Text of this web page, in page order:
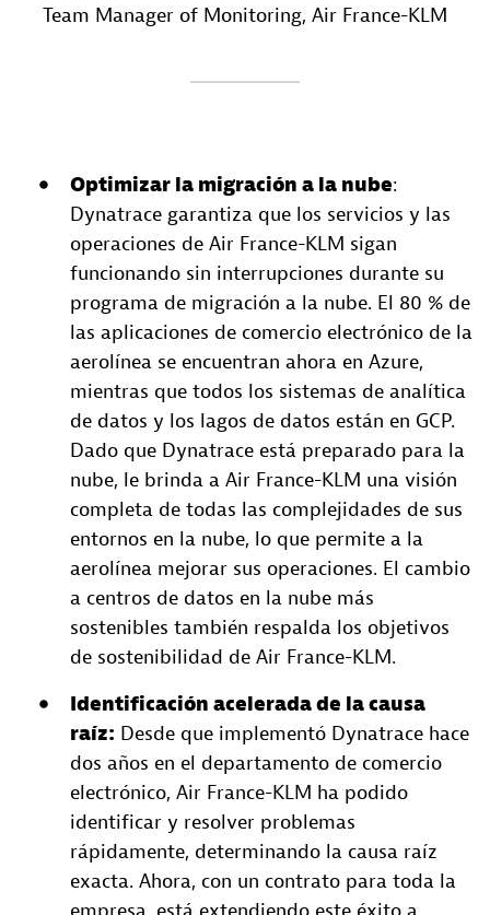
Team Manager of Monitoring, Air France-KLM
Optimizar la migración a la nube:
Dynatrace garantiza que los servicios y las
operaciones de Air France-KLM sigan
funcionando sin interrupciones durante su
programa de migración a la nube. El 80 % de
las aplicaciones de comercio electrónico de la
aerolínea se encuentran ahora en Azure,
mientras que todos los sistemas de analítica
de datos y los lagos de datos están en GCP.
Dado que Dynatrace está preparado para la
nube, le brinda a Air France-KLM una visión
completa de todas las complejidades de sus
entornos en la nube, lo que permite a la
aerolínea mejorar sus operaciones. El cambio
a centros de datos en la nube más
sostenibles también respalda los objetivos
de sostenibilidad de Air France-KLM.
Identificación acelerada de la causa
raíz: Desde que implementó Dynatrace hace
dos años en el departamento de comercio
electrónico, Air France-KLM ha podido
identificar y resolver problemas
rápidamente, determinando la causa raíz
exacta. Ahora, con un contrato para toda la